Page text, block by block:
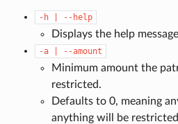
-h --help
Displays the help
-a --amount
Minimum amount the
restricted.
Defaults to 0, meaning
anything will be